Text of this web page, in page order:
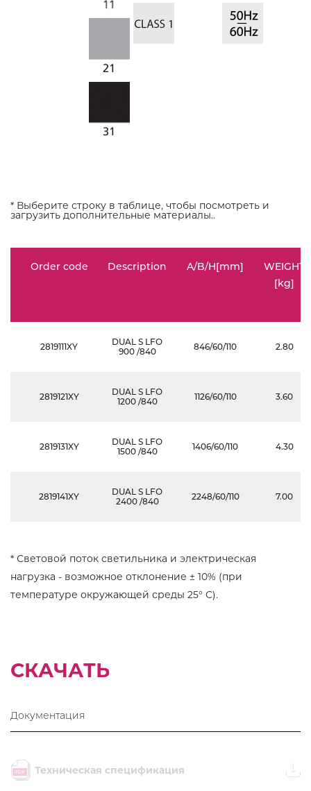
* Выберите строку в таблице, чтобы посмотреть и
загрузить дополнительные материалы..
Order code Description A/B/H[mm]
WEIGHT
[kg]
2819111XY
DUAL S LFO
900 /840
846/60/110 2.80
2819121XY
DUAL S LFO
1200 /840
1126/60/110 3.60
2819131XY
DUAL S LFO
1500 /840
1406/60/110 4.30
2819141XY
DUAL S LFO
2400 /840
2248/60/110 7.00
* Световой поток светильника и электрическая
нагрузка - возможное отклонение ± 10% (при
температуре окружающей среды 25° C).
СКАЧАТЬ
Документация
Техническая спецификация